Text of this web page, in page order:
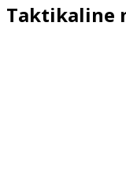
Taktikaline